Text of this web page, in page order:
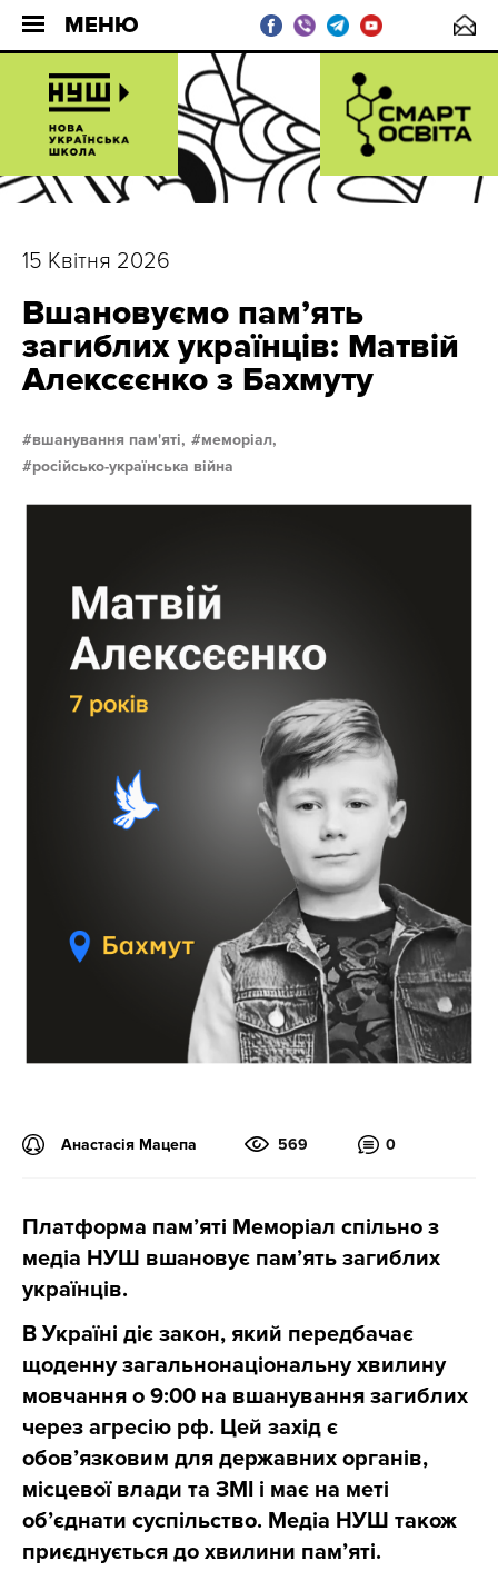
МЕНЮ
15 Квітня 2026
Вшановуємо пам’ять
загиблих українців: Матвій
Алексєєнко з Бахмуту
вшанування пам'яті,
меморіал,
російсько-українська війна
Анастасія Мацепа 569 0
Платформа пам’яті Меморіал спільно з
медіа НУШ вшановує пам’ять загиблих
українців.
В Україні діє закон, який передбачає
щоденну загальнонаціональну хвилину
мовчання о 9:00 на вшанування загиблих
через агресію рф. Цей захід є
обов’язковим для державних органів,
місцевої влади та ЗМІ і має на меті
об’єднати суспільство. Медіа НУШ також
приєднується до хвилини пам’яті.